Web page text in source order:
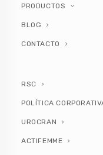
PRODUCTOS
BLOG
CONTACTO
RSC
POLÍTICA
UROCRAN
ACTIFEMME
La distensión